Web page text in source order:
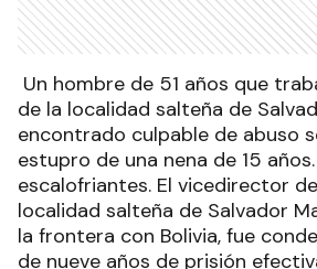
Un hombre de 51 años que
de la localidad salteña de
encontrado culpable de abuso
estupro de una nena de 15
escalofriantes. El vicedirector
localidad salteña de Salvador
la frontera con Bolivia, fue
de nueve años de prisión